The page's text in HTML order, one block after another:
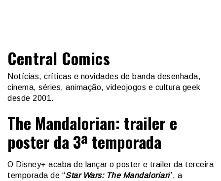
Central Comics
Notícias, críticas e novidades de banda desenhada,
cinema, séries, animação, videojogos e cultura geek
desde 2001.
The Mandalorian: trailer e
poster da 3ª temporada
O Disney+ acaba de lançar o poster e trailer da terceira
temporada de “Star Wars: The Mandalorian”, a